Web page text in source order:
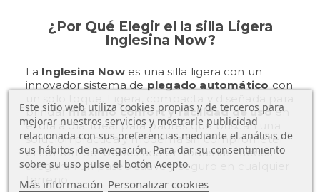
¿Por Qué Elegir el la silla Ligera
Inglesina Now?
La Inglesina Nowes una silla ligera con un
innovador sistema de plegado automático con
brindarmáximo confort y facilidad de usoen
el día a día. Ideal para padres que buscan una
solución práctica y moderna sin comprometer
el confort del bebé.zada en todas las ruedas
aseguran un paseo suave y seguro en cualquier
terreno.
Este sitio web utiliza cookies propias y de terceros para
mejorar nuestros servicios y mostrarle publicidad
relacionada con sus preferencias mediante el análisis de
sus hábitos de navegación. Para dar su consentimiento
sobre su uso pulse el botón Acepto.
Más información Personalizar cookies